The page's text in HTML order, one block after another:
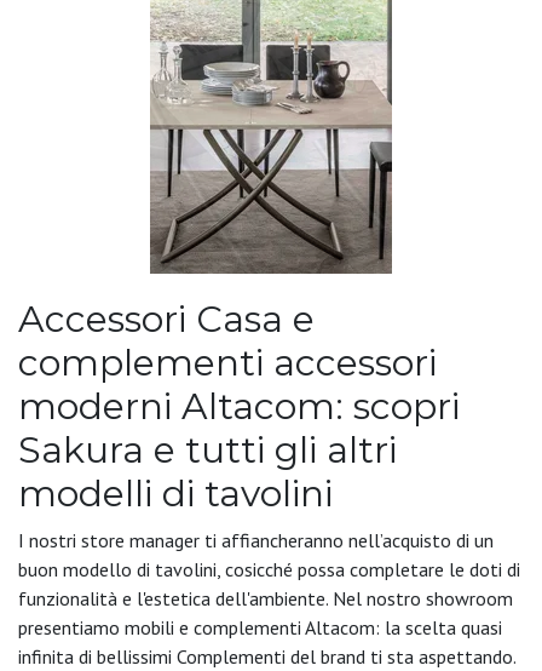
Accessori Casa e
complementi accessori
moderni Altacom: scopri
Sakura e tutti gli altri
modelli di tavolini
I nostri store manager ti affiancheranno nell’acquisto di un
buon modello di tavolini, cosicché possa completare le doti di
funzionalità e l'estetica dell'ambiente. Nel nostro showroom
presentiamo mobili e complementi Altacom: la scelta quasi
infinita di bellissimi Complementi del brand ti sta aspettando.